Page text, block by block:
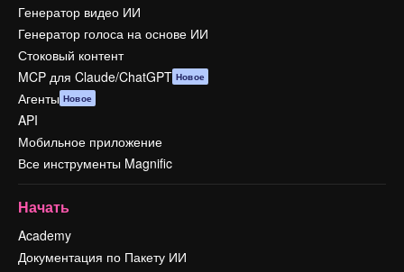
Генератор видео ИИ
Генератор голоса на основе ИИ
Стоковый контент
MCP для Claude/ChatGPT Новое
Агенты Новое
API
Мобильное приложение
Все инструменты Magnific
Начать
Academy
Документация по Пакету ИИ